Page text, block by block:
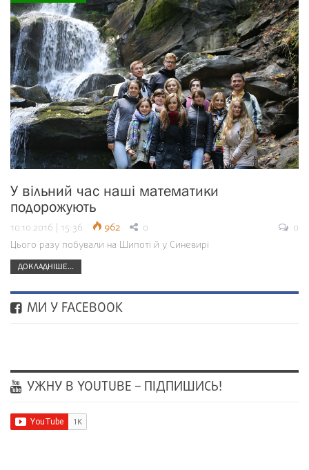
У вільний час наші математики
подорожують
10.10.2016 | 15:36 962 0
0
Цього разу побували на Шипоті й у Синевирі
ДОКЛАДНІШЕ...
МИ У FACEBOOK
УЖНУ В YOUTUBE – ПІДПИШИСЬ!